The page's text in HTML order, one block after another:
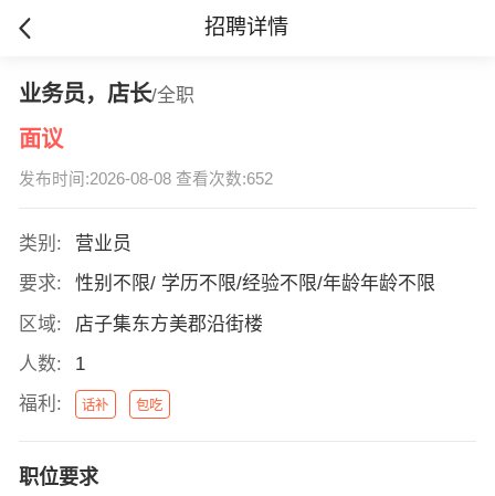
招聘详情
业务员，店长/全职
面议
发布时间:2026-08-08 查看次数:652
类别:
营业员
要求:
性别不限/ 学历不限/经验不限/年龄年龄不限
区域:
店子集东方美郡沿街楼
人数:
1
福利:
话补 包吃
职位要求